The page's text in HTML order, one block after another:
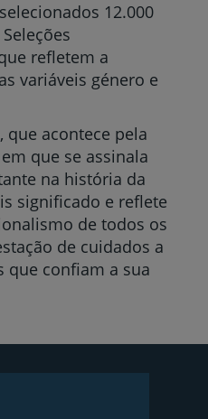
12.000
refletem a
variáveis género e
que acontece pela
que se assinala
na história da
significado e reflete
de todos os
de cuidados a
que confiam a sua